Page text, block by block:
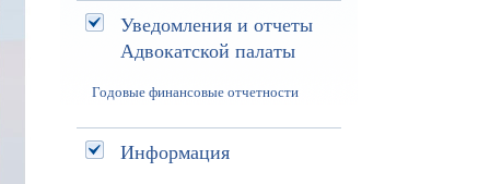
Уведомления и отчеты
Адвокатской палаты
Годовые финансовые отчетности
Информация